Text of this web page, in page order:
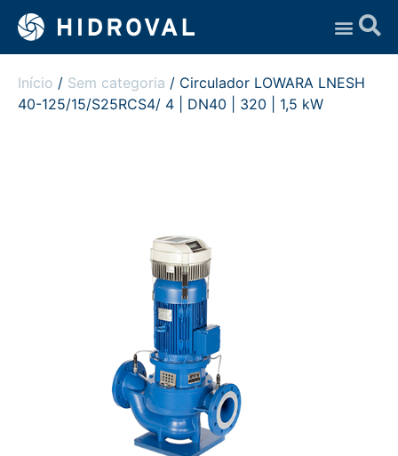
Início / Sem categoria / Circulador LOWARA LNESH
40-125/15/S25RCS4/ 4 | DN40 | 320 | 1,5 kW